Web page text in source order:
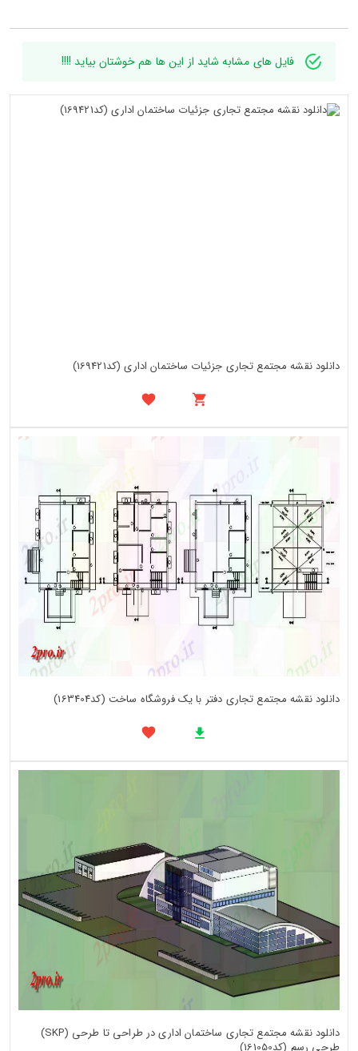
فایل های مشابه شاید از این ها هم خوشتان بیاید !!!!
دانلود نقشه مجتمع تجاری جزئیات ساختمان اداری (کد169421)
دانلود نقشه مجتمع تجاری دفتر با یک فروشگاه ساخت (کد163404)
دانلود نقشه مجتمع تجاری ساختمان اداری در طراحی تا طرحی (SKP)
طرحی رسم (کد161050)